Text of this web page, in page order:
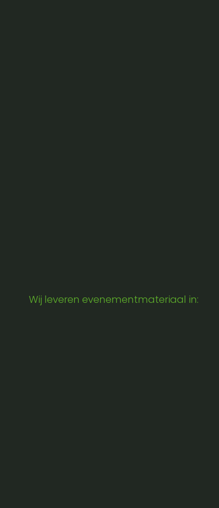
Wij leveren evenementmateriaal in: